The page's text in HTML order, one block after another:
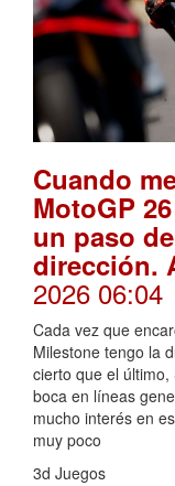
Cuando
MotoGP
un paso
dirección.
2026 06:04
Cada vez que
Milestone tengo la
cierto que el
boca en líneas
mucho interés en
muy poco
3d Juegos